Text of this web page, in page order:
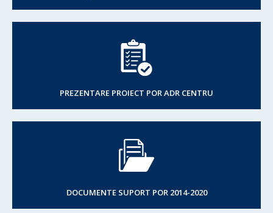
PREZENTARE PROIECT POR ADR CENTRU
DOCUMENTE SUPORT POR 2014-2020